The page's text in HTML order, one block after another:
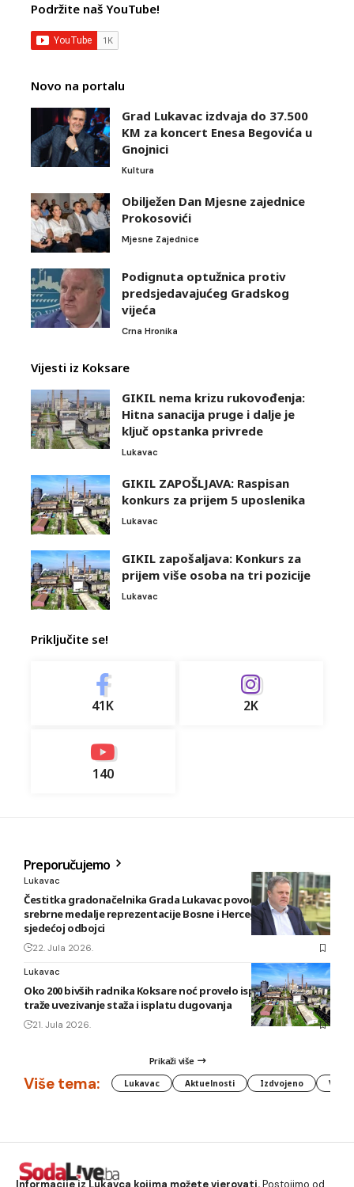
Podržite naš YouTube!
Novo na portalu
Grad Lukavac izdvaja do 37.500
KM za koncert Enesa Begovića u
Gnojnici
Kultura
Obilježen Dan Mjesne zajednice
Prokosovići
Mjesne Zajednice
Podignuta optužnica protiv
predsjedavajućeg Gradskog
vijeća
Crna Hronika
Vijesti iz Koksare
GIKIL nema krizu rukovođenja:
Hitna sanacija pruge i dalje je
ključ opstanka privrede
Lukavac
GIKIL ZAPOŠLJAVA: Raspisan
konkurs za prijem 5 uposlenika
Lukavac
GIKIL zapošaljava: Konkurs za
prijem više osoba na tri pozicije
Lukavac
Priključite se!
41K 2K
140
Preporučujemo
Lukavac
Čestitka gradonačelnika Grada Lukavac povodom osvajanja
srebrne medalje reprezentacije Bosne i Hercegovine u
sjedećoj odbojci
22. Jula 2026.
Lukavac
Oko 200 bivših radnika Koksare noć provelo ispred fabrike,
traže uvezivanje staža i isplatu dugovanja
21. Jula 2026.
Prikaži više
Više tema: Lukavac Aktuelnosti Izdvojeno